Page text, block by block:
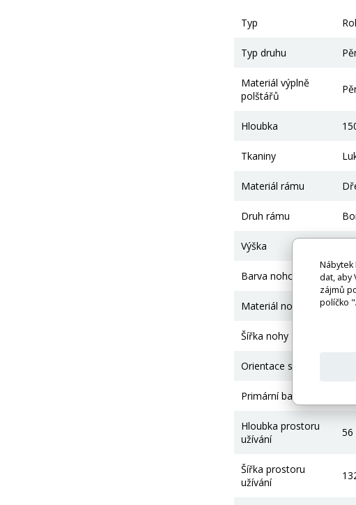
Typ
Typ druhu
Materiál výplně
polštářů
Hloubka
Tkaniny
Materiál rámu
Druh rámu
Výška
Barva nohou
Materiál nohou
Šířka nohy
Orientace strany
Primární barva
Hloubka prostoru
užívání
56
Šířka prostoru
užívání
dat, aby
zájmů
políčko